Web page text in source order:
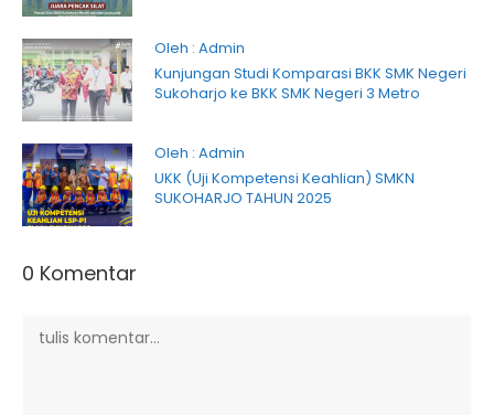
Oleh : Admin
Kunjungan Studi Komparasi BKK SMK Negeri
Sukoharjo ke BKK SMK Negeri 3 Metro
Oleh : Admin
UKK (Uji Kompetensi Keahlian) SMKN
SUKOHARJO TAHUN 2025
0 Komentar